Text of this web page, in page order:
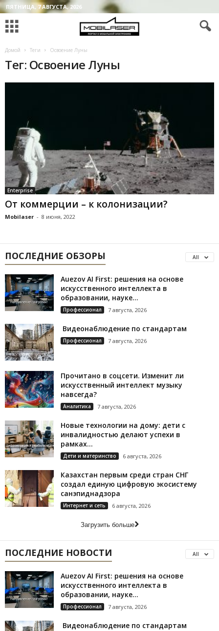
ПЯТНИЦА, 7 АВГУСТА, 2026
Домой Теги Освоение Луны
Тег: Освоение Луны
Enterprise
От коммерции – к колонизации?
Mobilaser - 8 июня, 2022
ПОСЛЕДНИЕ ОБЗОРЫ All
Auezov AI First: решения на основе
искусственного интеллекта в
образовании, науке...
Профессионал 7 августа, 2026
Видеонаблюдение по стандартам
Профессионал 7 августа, 2026
Прочитано в соцсети. Изменит ли
искусственный интеллект музыку
навсегда?
Аналитика 7 августа, 2026
Новые технологии на дому: дети с
инвалидностью делают успехи в
рамках...
Дети и материнство 6 августа, 2026
Казахстан первым среди стран СНГ
создал единую цифровую экосистему
санэпиднадзора
Интернет и сеть 6 августа, 2026
Загрузить больше
ПОСЛЕДНИЕ НОВОСТИ All
Auezov AI First: решения на основе
искусственного интеллекта в
образовании, науке...
Профессионал 7 августа, 2026
Видеонаблюдение по стандартам